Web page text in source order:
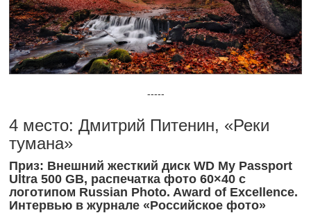
-----
4 место: Дмитрий Питенин, «Реки
тумана»
Приз: Внешний жесткий диск WD My Passport
Ultra 500 GB, распечатка фото 60×40 с
логотипом Russian Photo. Award of Excellence.
Интервью в журнале «Российское фото»